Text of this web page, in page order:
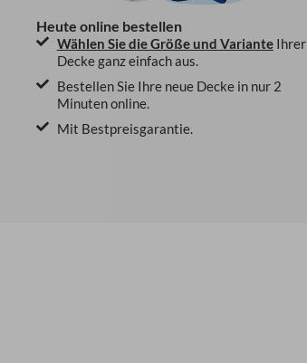
Heute online bestellen
Wählen Sie die Größe und VarianteIhrer
Decke ganz einfach aus.
Bestellen Sie Ihre neue Decke in nur 2
Minuten online.
Mit Bestpreisgarantie.